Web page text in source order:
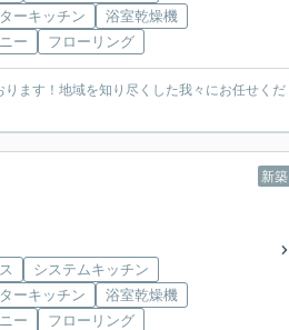
ーキッチン
浴室乾燥機
ー
フローリング
ます！地域を知り尽くした我々にお任せくだ
新築
システムキッチン
ーキッチン
浴室乾燥機
ー
フローリング